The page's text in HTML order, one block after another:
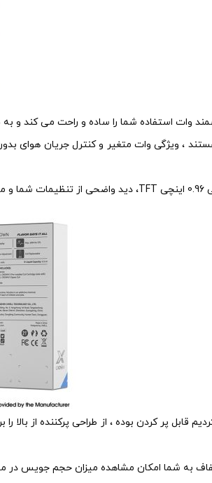
، ویژگی وات متغیر و کنترل جریان هوای
کردیم قابل پر کردن بوده ، از طراحی پرکننده
به شما امکان مشاهده میزان حجم جویس در